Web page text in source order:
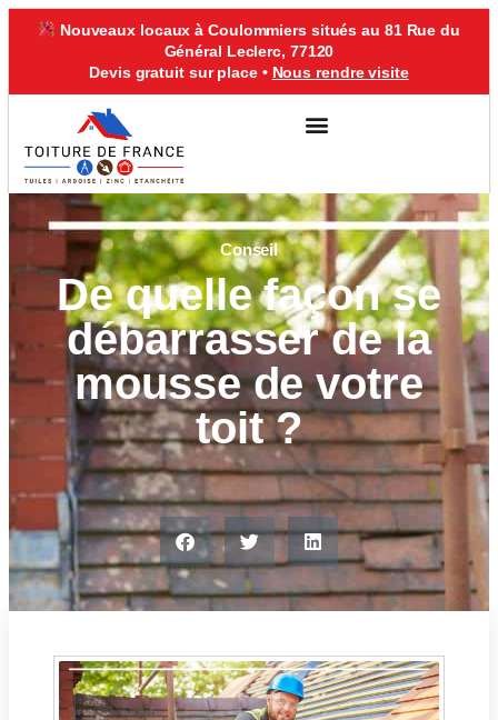
Nouveaux locaux à Coulommiers situés au 81 Rue du
Général Leclerc, 77120
Devis gratuit sur place • Nous rendre visite
Conseil
De quelle façon se
débarrasser de la
mousse de votre
toit ?